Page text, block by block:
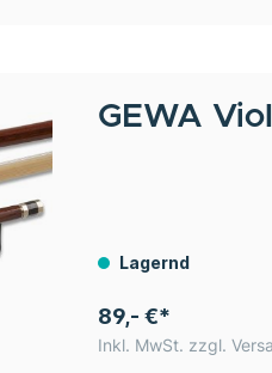
GEWA
Lagernd
89,- €*
Inkl. MwSt. zzgl.